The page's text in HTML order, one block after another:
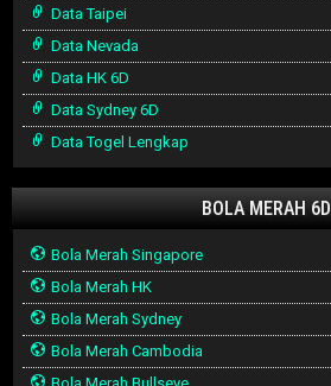
Data Taipei
Data Nevada
Data HK 6D
Data Sydney 6D
Data Togel Lengkap
BOLA MERAH 6D
Bola Merah Singapore
Bola Merah HK
Bola Merah Sydney
Bola Merah Cambodia